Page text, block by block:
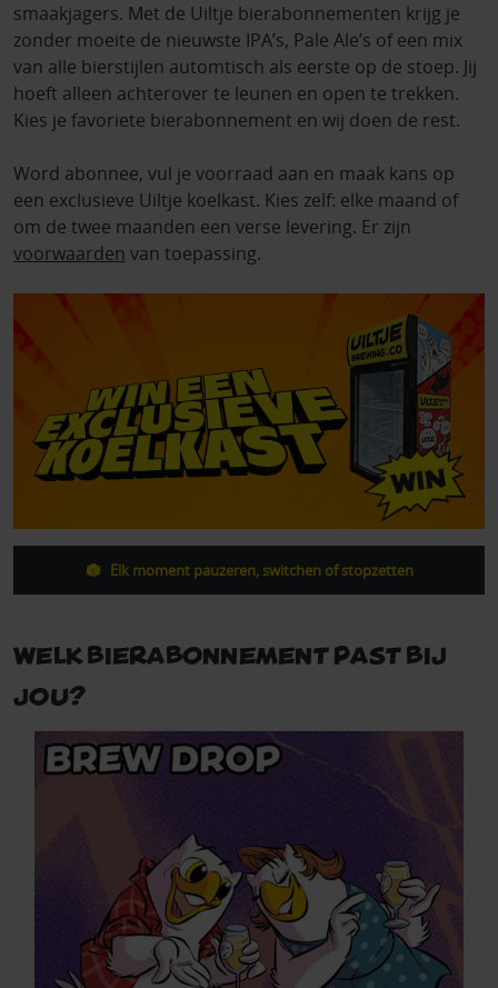
smaakjagers. Met de Uiltje bierabonnementen krijg je
zonder moeite de nieuwste IPA’s, Pale Ale’s of een mix
van alle bierstijlen automtisch als eerste op de stoep. Jij
hoeft alleen achterover te leunen en open te trekken.
Kies je favoriete bierabonnement en wij doen de rest.
Word abonnee, vul je voorraad aan en maak kans op
een exclusieve Uiltje koelkast. Kies zelf: elke maand of
om de twee maanden een verse levering. Er zijn
voorwaarden van toepassing.
Elk moment pauzeren, switchen of stopzetten
Welk bierabonnement past bij
jou?